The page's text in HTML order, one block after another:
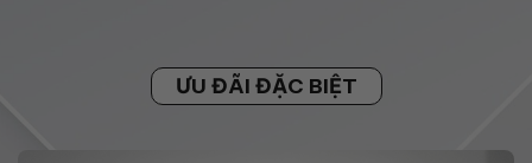
ƯU ĐÃI ĐẶC BIỆT